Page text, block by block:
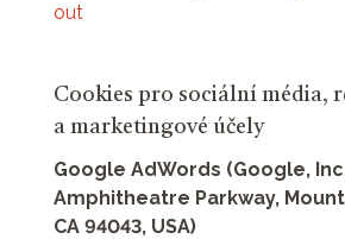
out
Cookies pro sociální média,
a marketingové účely
Google AdWords (Google,
Amphitheatre Parkway,
CA 94043, USA)